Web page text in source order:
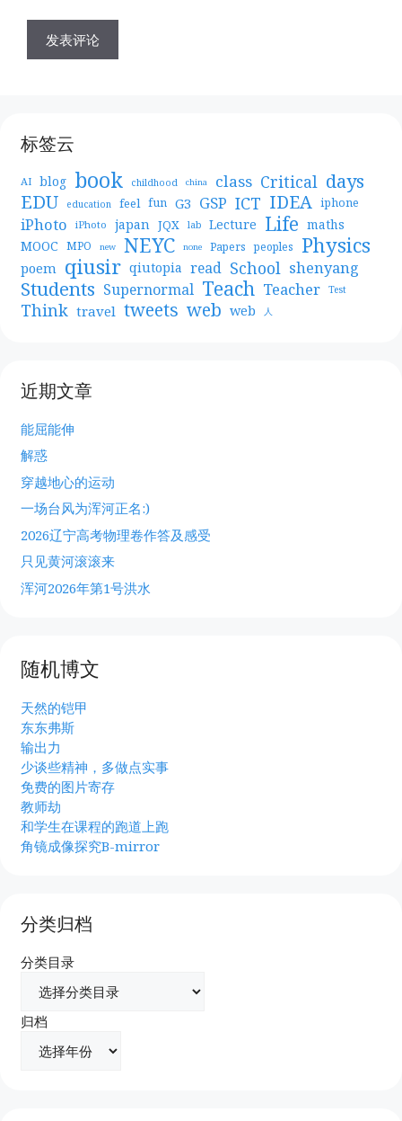
标签云
AI blog book childhood china class Critical days
EDU education feel fun G3 GSP ICT IDEA iphone
iPhoto iPhoto japan JQX lab Lecture Life maths
MOOC MPO new NEYC none Papers peoples Physics
poem qiusir qiutopia read School shenyang
Students Supernormal Teach Teacher Test
Think travel tweets web web 人
近期文章
能屈能伸
解惑
穿越地心的运动
一场台风为浑河正名:)
2026辽宁高考物理卷作答及感受
只见黄河滚滚来
浑河2026年第1号洪水
随机博文
天然的铠甲
东东弗斯
输出力
少谈些精神，多做点实事
免费的图片寄存
教师劫
和学生在课程的跑道上跑
角镜成像探究B-mirror
分类归档
分类目录
归档